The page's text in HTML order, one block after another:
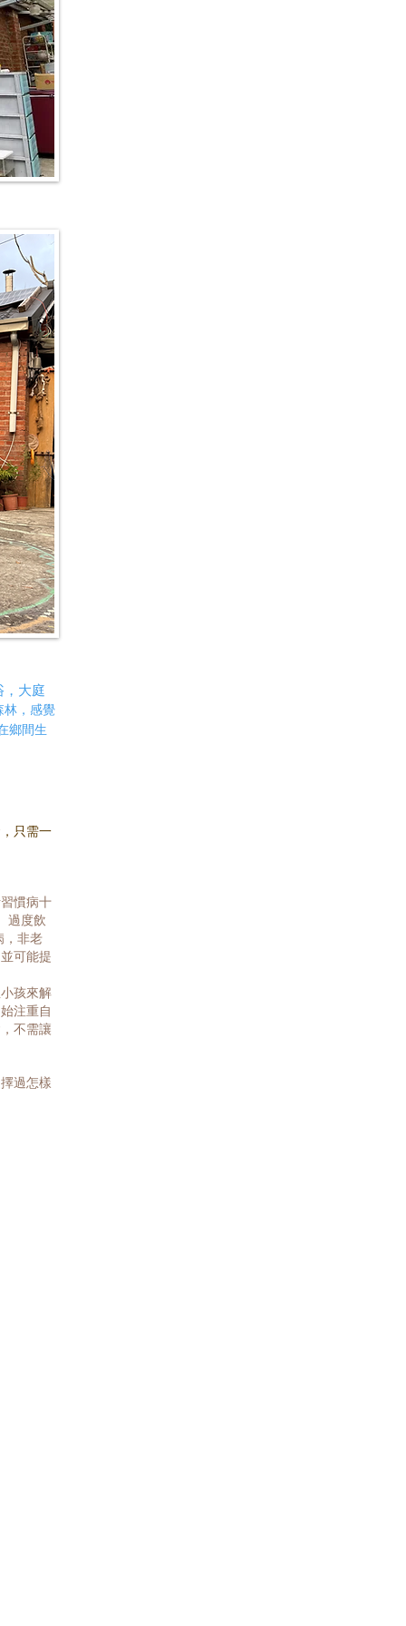
，大庭
林，感覺
鄉間生
只需一
慣病十
過度飲
，非老
可能提
孩來解
注重自
不需讓
過怎樣